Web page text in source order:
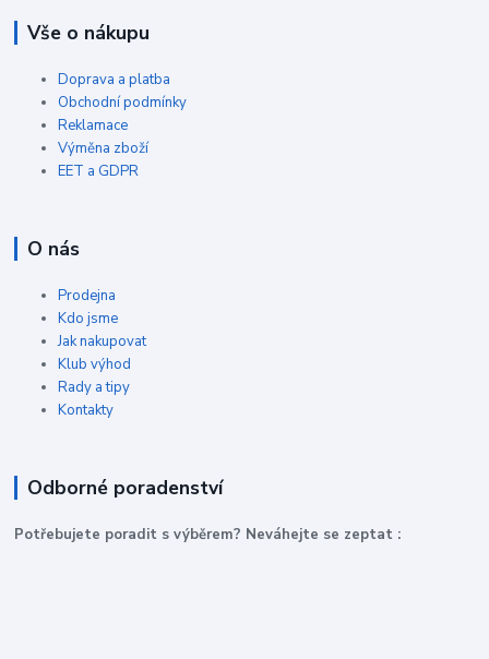
Vše o nákupu
Doprava a platba
Obchodní podmínky
Reklamace
Výměna zboží
EET a GDPR
O nás
Prodejna
Kdo jsme
Jak nakupovat
Klub výhod
Rady a tipy
Kontakty
Odborné poradenství
Potřebujete poradit s výběrem? Neváhejte se zeptat :